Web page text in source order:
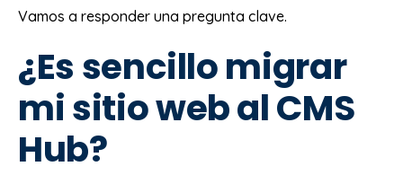
Vamos a responder una pregunta clave.
¿Es sencillo migrar
mi sitio web al CMS
Hub?